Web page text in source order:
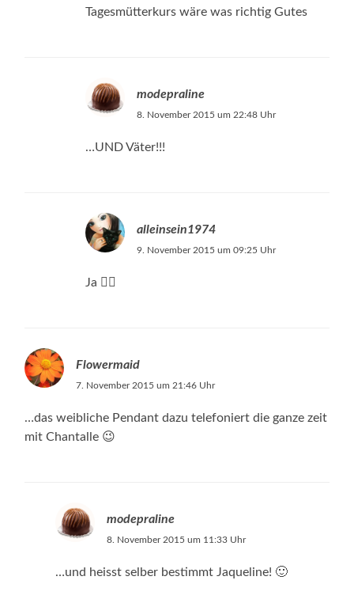
Tagesmütterkurs wäre was richtig Gutes
modepraline
8. November 2015 um 22:48 Uhr
…UND Väter!!!
alleinsein1974
9. November 2015 um 09:25 Uhr
Ja 👍🏻
Flowermaid
7. November 2015 um 21:46 Uhr
…das weibliche Pendant dazu telefoniert die ganze zeit
mit Chantalle 😉
modepraline
8. November 2015 um 11:33 Uhr
…und heisst selber bestimmt Jaqueline! 🙂